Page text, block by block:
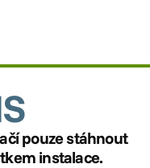
pouze stáhnout
instalace.